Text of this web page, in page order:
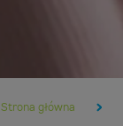
Strona główna